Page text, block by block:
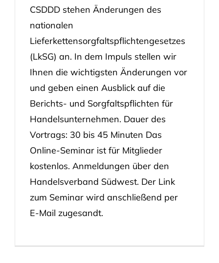
CSDDD stehen Änderungen des
nationalen
Lieferkettensorgfaltspflichtengesetzes
(LkSG) an. In dem Impuls stellen wir
Ihnen die wichtigsten Änderungen vor
und geben einen Ausblick auf die
Berichts- und Sorgfaltspflichten für
Handelsunternehmen. Dauer des
Vortrags: 30 bis 45 Minuten Das
Online-Seminar ist für Mitglieder
kostenlos. Anmeldungen über den
Handelsverband Südwest. Der Link
zum Seminar wird anschließend per
E-Mail zugesandt.